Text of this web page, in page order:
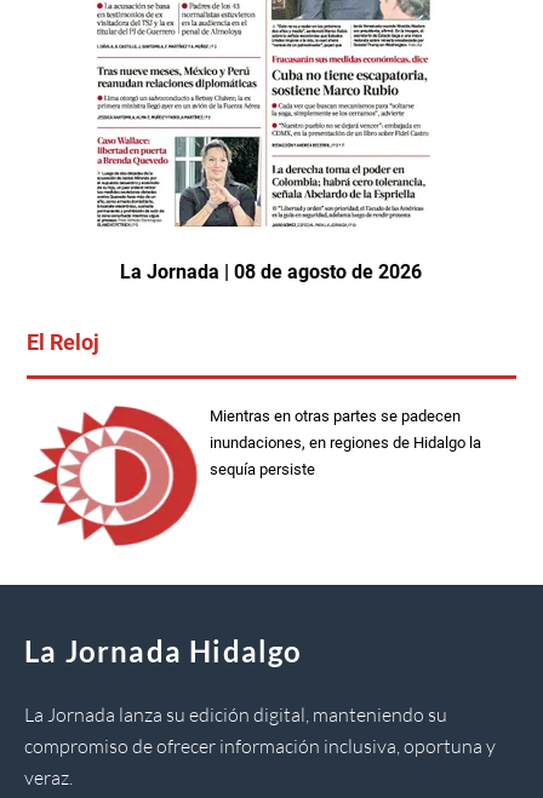
La Jornada | 08 de agosto de 2026
El Reloj
Mientras en otras partes se padecen
inundaciones, en regiones de Hidalgo la
sequía persiste
La Jornada Hidalgo
La Jornada lanza su edición digital, manteniendo su
compromiso de ofrecer información inclusiva, oportuna y
veraz.